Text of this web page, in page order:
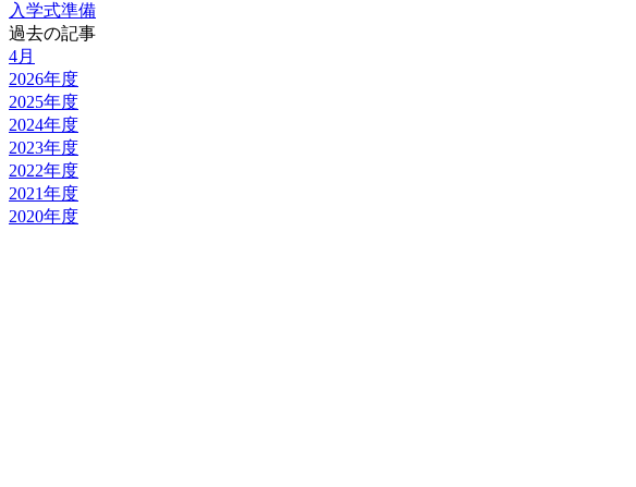
入学式準備
過去の記事
4月
2026年度
2025年度
2024年度
2023年度
2022年度
2021年度
2020年度